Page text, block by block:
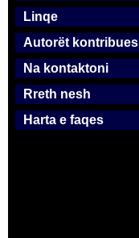
Linqe
Autorët kontribues
Na kontaktoni
Rreth nesh
Harta e faqes